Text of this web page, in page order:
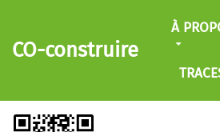
Aller au contenu principal
CO-construire
À